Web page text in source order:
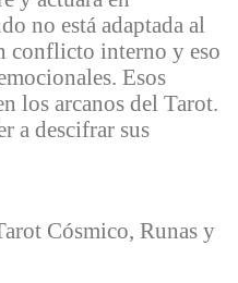
no está adaptada al
conflicto interno y eso
Esos
los arcanos del Tarot.
a descifrar sus
Cósmico, Runas y